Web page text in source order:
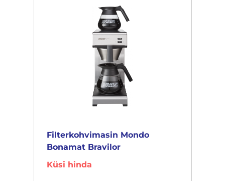
Filterkohvimasin Mondo
Bonamat Bravilor
Küsi hinda